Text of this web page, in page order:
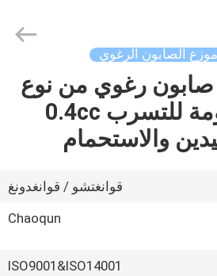
الصابون الرغوي
رغوي من نوع
زهرة مقاومة للتسرب 0.4cc
والاستحمام
قوانغتشو / قوانغدونغ
Chaoqun
ISO9001&ISO14001